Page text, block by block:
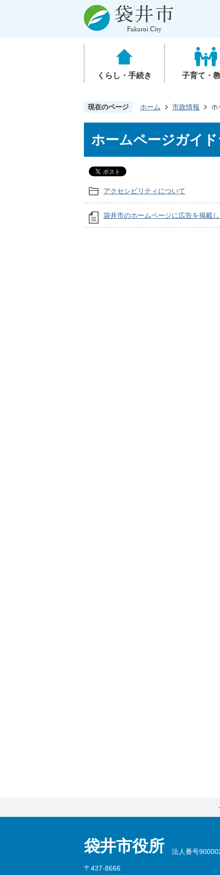
くらし・手続き 子育て・
現在のページ ホーム 市政情報 ホ
ホームページガイ
アクセシビリティについて
袋井市のホームページに広告を掲載
袋井市役所 法人番号
〒437-8666